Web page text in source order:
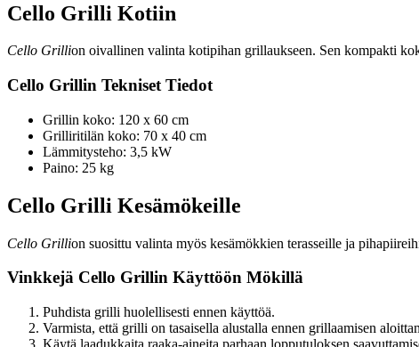
Cello Grilli Kotiin
Cello Grillion oivallinen valinta kotipihan grillaukseen. Sen kompakti
Cello Grillin Tekniset Tiedot
Grillin koko: 120 x 60 cm
Grilliritilän koko: 70 x 40 cm
Lämmitysteho: 3,5 kW
Paino: 25 kg
Cello Grilli Kesämökeille
Cello Grillion suosittu valinta myös kesämökkien terasseille ja
Vinkkejä Cello Grillin Käyttöön Mökillä
Puhdista grilli huolellisesti ennen käyttöä.
Varmista, että grilli on tasaisella alustalla ennen grillaamisen
Käytä laadukkaita raaka-aineita parhaan lopputuloksen